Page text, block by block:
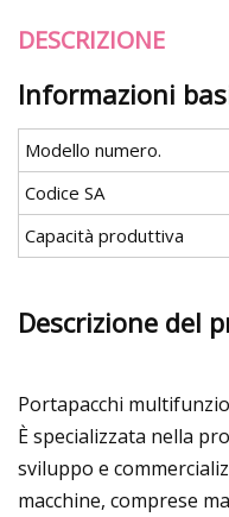
DESCRIZIONE
Informazioni
Modello numero.
Codice SA
Capacità produttiva
Descrizione del
Portapacchi
È specializzata nella
sviluppo e
macchine, comprese